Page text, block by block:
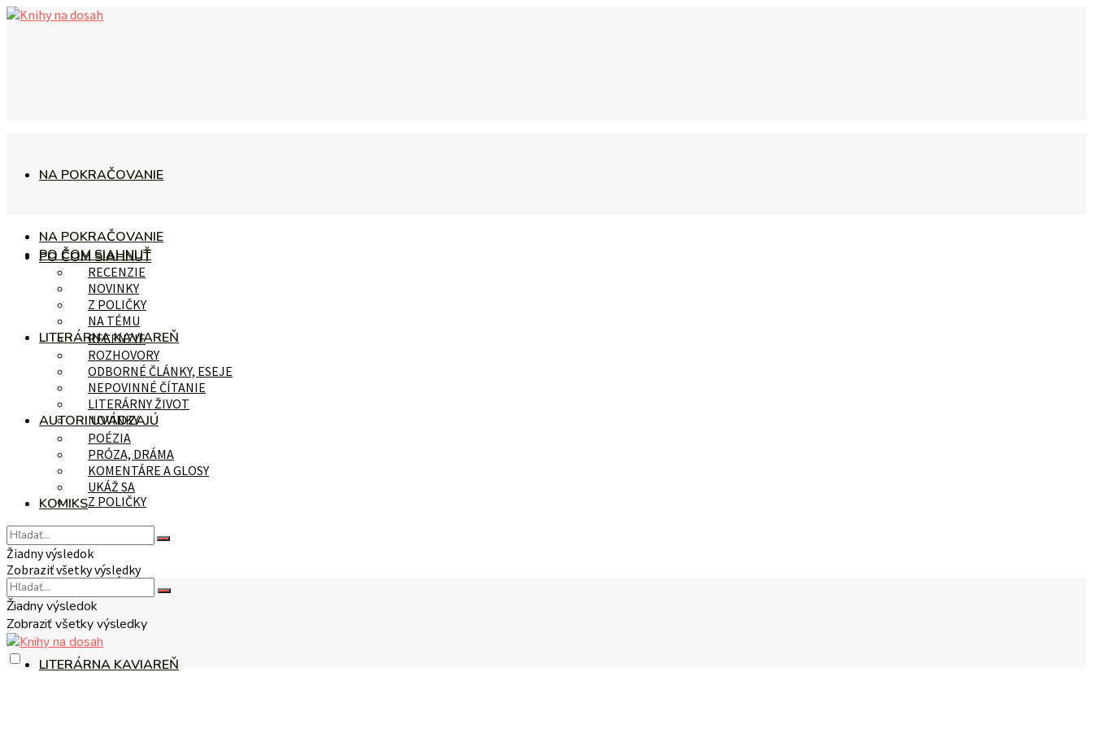
NA POKRAČOVANIE
PO ČOM SIAHNUŤ
RECENZIE
NOVINKY
Z POLIČKY
NA TÉMU
LITERÁRNA KAVIAREŇ
NA POKRAČOVANIE
PO ČOM SIAHNUŤ
RECENZIE
NOVINKY
Z POLIČKY
NA TÉMU
LITERÁRNA KAVIAREŇ
ROZHOVORY
ODBORNÉ ČLÁNKY, ESEJE
NEPOVINNÉ ČÍTANIE
LITERÁRNY ŽIVOT
AUTORI UVÁDZAJÚ
POÉZIA
PRÓZA, DRÁMA
KOMENTÁRE A GLOSY
UKÁŽ SA
KOMIKS
Žiadny výsledok
Zobraziť všetky výsledky
Žiadny výsledok
Zobraziť všetky výsledky